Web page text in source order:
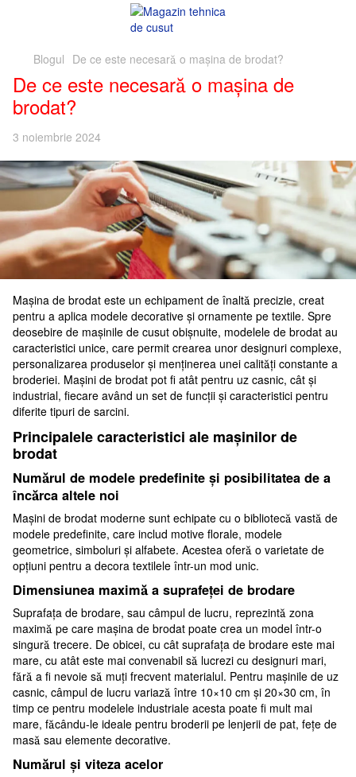
Blogul De ce este necesară o mașina de brodat?
De ce este necesară o mașina de
brodat?
3 noiembrie 2024
Mașina de brodat este un echipament de înaltă precizie, creat
pentru a aplica modele decorative și ornamente pe textile. Spre
deosebire de mașinile de cusut obișnuite, modelele de brodat au
caracteristici unice, care permit crearea unor designuri complexe,
personalizarea produselor și menținerea unei calități constante a
broderiei. Mașini de brodat pot fi atât pentru uz casnic, cât și
industrial, fiecare având un set de funcții și caracteristici pentru
diferite tipuri de sarcini.
Principalele caracteristici ale mașinilor de
brodat
Numărul de modele predefinite și posibilitatea de a
încărca altele noi
Mașini de brodat moderne sunt echipate cu o bibliotecă vastă de
modele predefinite, care includ motive florale, modele
geometrice, simboluri și alfabete. Acestea oferă o varietate de
opțiuni pentru a decora textilele într-un mod unic.
Dimensiunea maximă a suprafeței de brodare
Suprafața de brodare, sau câmpul de lucru, reprezintă zona
maximă pe care mașina de brodat poate crea un model într-o
singură trecere. De obicei, cu cât suprafața de brodare este mai
mare, cu atât este mai convenabil să lucrezi cu designuri mari,
fără a fi nevoie să muți frecvent materialul. Pentru mașinile de uz
casnic, câmpul de lucru variază între 10×10 cm și 20×30 cm, în
timp ce pentru modelele industriale acesta poate fi mult mai
mare, făcându-le ideale pentru broderii pe lenjerii de pat, fețe de
masă sau elemente decorative.
Numărul și viteza acelor